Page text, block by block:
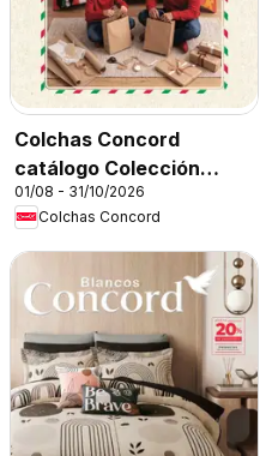
Colchas Concord
catálogo Colección
Navideña
01/08 - 31/10/2026
Colchas Concord